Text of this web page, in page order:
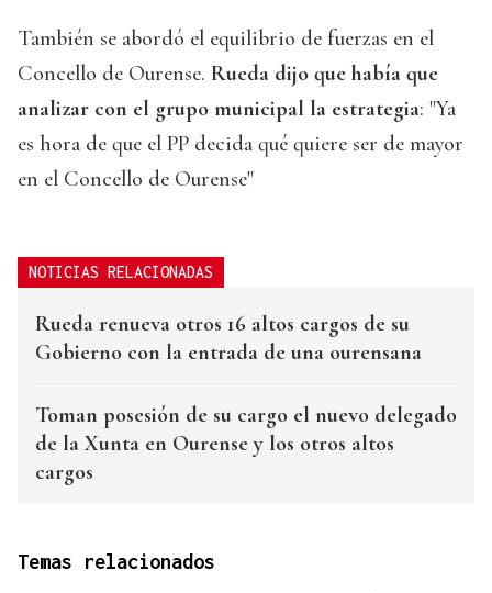
También se abordó el equilibrio de fuerzas en el
Concello de Ourense. Rueda dijo que había que
analizar con el grupo municipal la estrategia: "Ya
es hora de que el PP decida qué quiere ser de mayor
en el Concello de Ourense"
NOTICIAS RELACIONADAS
Rueda renueva otros 16 altos cargos de su
Gobierno con la entrada de una ourensana
Toman posesión de su cargo el nuevo delegado
de la Xunta en Ourense y los otros altos
cargos
Temas relacionados